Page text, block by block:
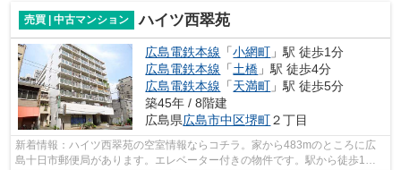
売買 | 中古マンション ハイツ西翠苑
広島電鉄本線 「小網町 」駅 徒歩1分
広島電鉄本線 「土橋 」駅 徒歩4分
広島電鉄本線 「天満町 」駅 徒歩5分
築45年 / 8階建
広島県広島市中区堺町２丁目
新着情報：ハイツ西翠苑の空室情報ならコチラ。家から483mのところに広
島十日市郵便局があります。エレベーター付きの物件です。駅から徒歩1分